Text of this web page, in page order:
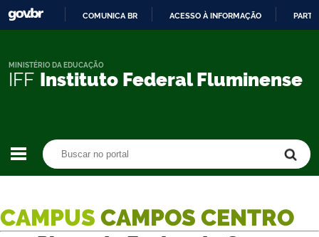
CONTEÚDO
COMUNICA BR ACESSO À INFORMAÇÃO
IFF Instituto Federal Fluminense
MINISTÉRIO DA EDUCAÇÃO
CAMPUS CAMPOS CENTRO